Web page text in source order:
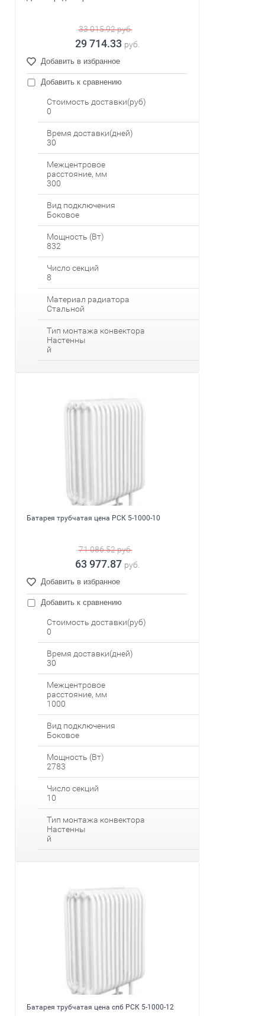
33 015.92руб.
29 714.33 руб.
Добавить в избранное
Добавить к сравнению
Стоимость доставки(руб)
0
Время доставки(дней)
30
Межцентровое
расстояние, мм
300
Вид подключения
Боковое
Мощность (Вт)
832
Число секций
8
Материал радиатора
Стальной
Тип монтажа конвектора
Настенны
й
Батарея трубчатая цена РСК 5-1000-10
71 086.52руб.
63 977.87 руб.
Добавить в избранное
Добавить к сравнению
Стоимость доставки(руб)
0
Время доставки(дней)
30
Межцентровое
расстояние, мм
1000
Вид подключения
Боковое
Мощность (Вт)
2783
Число секций
10
Тип монтажа конвектора
Настенны
й
Батарея трубчатая цена спб РСК 5-1000-12